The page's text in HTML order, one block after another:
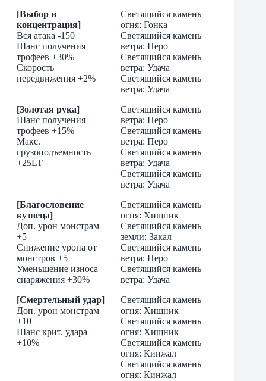
[Выбор и
концентрация]
Вся атака -150
Шанс получения
трофеев +30%
Скорость
передвижения +2%
Светящийся камень
огня: Гонка
Светящийся камень
ветра: Перо
Светящийся камень
ветра: Удача
Светящийся камень
ветра: Удача
[Золотая рука]
Шанс получения
трофеев +15%
Макс.
грузоподъемность
+25LT
Светящийся камень
ветра: Перо
Светящийся камень
ветра: Перо
Светящийся камень
ветра: Удача
Светящийся камень
ветра: Удача
[Благословение
кузнеца]
Доп. урон монстрам
+5
Снижение урона от
монстров +5
Уменьшение износа
снаряжения +30%
Светящийся камень
огня: Хищник
Светящийся камень
земли: Закал
Светящийся камень
ветра: Перо
Светящийся камень
ветра: Удача
[Смертельный удар]
Доп. урон монстрам
+10
Шанс крит. удара
+10%
Светящийся камень
огня: Хищник
Светящийся камень
огня: Хищник
Светящийся камень
огня: Кинжал
Светящийся камень
огня: Кинжал